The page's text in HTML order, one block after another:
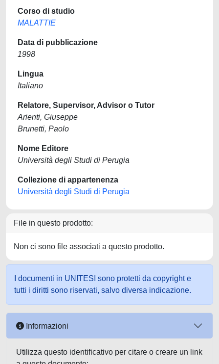
Corso di studio
MALATTIE
Data di pubblicazione
1998
Lingua
Italiano
Relatore, Supervisor, Advisor o Tutor
Arienti, Giuseppe
Brunetti, Paolo
Nome Editore
Università degli Studi di Perugia
Collezione di appartenenza
Università degli Studi di Perugia
File in questo prodotto:
Non ci sono file associati a questo prodotto.
I documenti in UNITESI sono protetti da copyright e
tutti i diritti sono riservati, salvo diversa indicazione.
Informazioni
Utilizza questo identificativo per citare o creare un link